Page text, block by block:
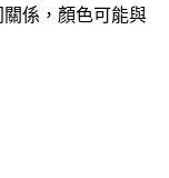
係，顏色可能與